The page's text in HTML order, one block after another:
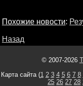
Похожие новости:
Назад
© 2007-2026
Карта сайта (1 2 3 4 5 6 7 8
25 26 27 28